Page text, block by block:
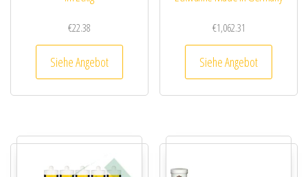
€22.38
Siehe Angebot
€1,062.31
Siehe Angebot